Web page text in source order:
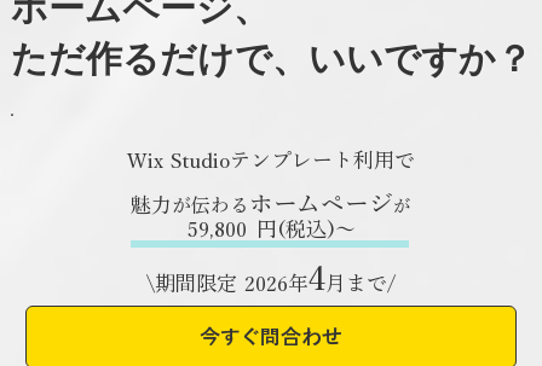
ただ作るだけで、いいですか？
Wix Studioテンプレート利用で
​魅力が伝わる ホームページが
59,800 ​円(税込)〜
\期間限定 2026年4月まで/
今すぐ問合わせ